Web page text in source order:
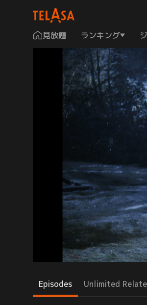
見放題 ランキング
Episodes Unlimited